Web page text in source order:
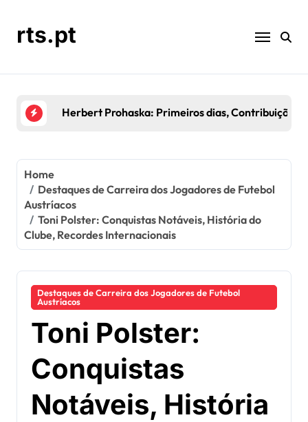
contentrts.pt
Kurt Jara: Temporadas de Destaque,
Home
Destaques de Carreira dos Jogadores de Futebol
Austríacos
Toni Polster: Conquistas Notáveis, História do
Clube, Recordes Internacionais
Destaques de Carreira dos Jogadores de Futebol
Austríacos
Toni Polster:
Conquistas
Notáveis, História